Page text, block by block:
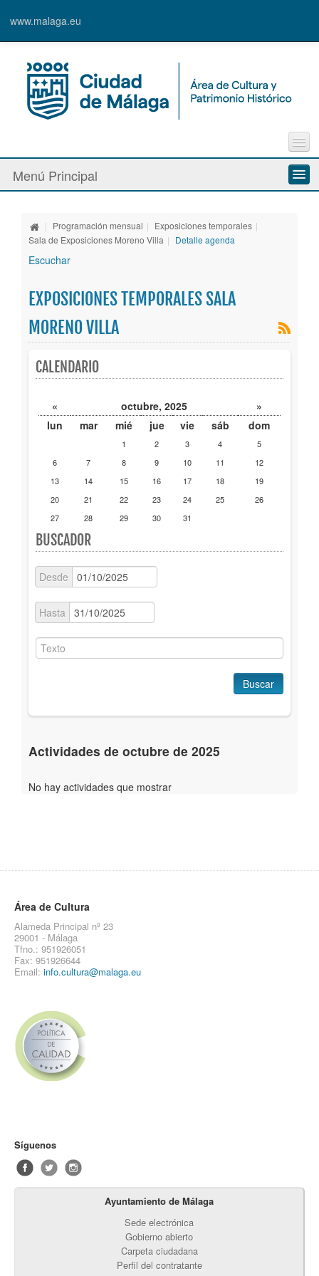
www.malaga.eu
Contacto
Quejas y Sugerencias
Menú Principal
Espacios culturales
Banda Municipal de Música
Publicaciones
Trámites
Newsletter
| Programación mensual | Exposiciones temporales |
Sala de Exposiciones Moreno Villa | Detalle agenda
Escuchar
EXPOSICIONES TEMPORALES SALA
MORENO VILLA
CALENDARIO
« octubre, 2025
»
lun
mar mié jue vie sáb dom
1 2 3 4
5
6
7 8 9 10 11
12
13
14 15 16 17 18
19
20
21 22 23 24 25
26
27
28 29 30 31
BUSCADOR
Desde
Hasta
Buscar
Actividades de octubre de 2025
No hay actividades que mostrar
Área de Cultura
Alameda Principal nº 23
29001 - Málaga
Tfno.: 951926051
Fax: 951926644
Email: info.cultura@malaga.eu
Síguenos
Ayuntamiento de Málaga
Sede electrónica
Gobierno abierto
Carpeta ciudadana
Perfil del contratante